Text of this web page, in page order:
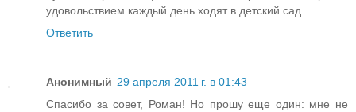
удовольствием каждый день ходят в детский сад
Ответить
Анонимный 29 апреля 2011 г. в 01:43
Спасибо за совет, Роман! Но прошу еще один: мне не